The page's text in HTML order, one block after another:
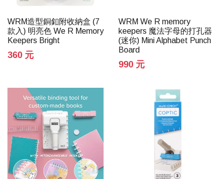
WRM造型銅釦附收納盒 (7
款入) 明亮色 We R Memory
Keepers Bright
360 元
WRM We R memory
keepers 魔法字母的打孔器
(迷你) Mini Alphabet Punch
Board
990 元